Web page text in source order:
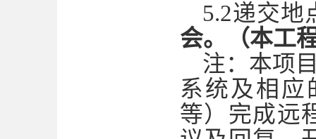
5.2递交地
会。（本工
注：本项
系统及相应
等）完成远